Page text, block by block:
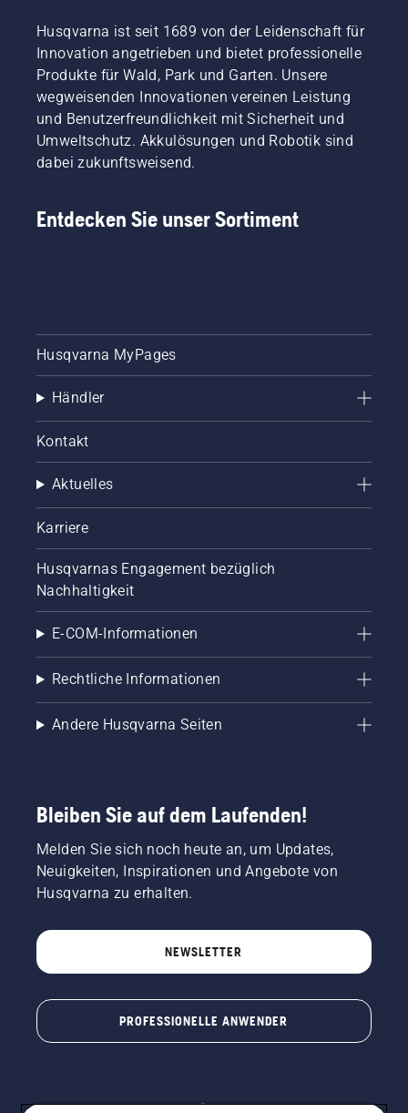
Husqvarna ist seit 1689 von der Leidenschaft für
Innovation angetrieben und bietet professionelle
Produkte für Wald, Park und Garten. Unsere
wegweisenden Innovationen vereinen Leistung
und Benutzerfreundlichkeit mit Sicherheit und
Umweltschutz. Akkulösungen und Robotik sind
dabei zukunftsweisend.
Entdecken Sie unser Sortiment
Husqvarna MyPages
Händler
Kontakt
Aktuelles
Karriere
Husqvarnas Engagement bezüglich
Nachhaltigkeit
E-COM-Informationen
Rechtliche Informationen
Andere Husqvarna Seiten
Bleiben Sie auf dem Laufenden!
Melden Sie sich noch heute an, um Updates,
Neuigkeiten, Inspirationen und Angebote von
Husqvarna zu erhalten.
NEWSLETTER
PROFESSIONELLE ANWENDER